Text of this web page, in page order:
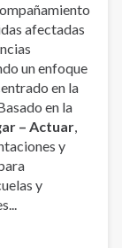
afectadas
un enfoque
en la
en la
– Actuar,
y
y